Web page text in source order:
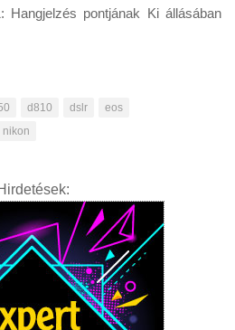
Hangjelzés pontjának Ki állásában
d810 dslr
eos
nikon